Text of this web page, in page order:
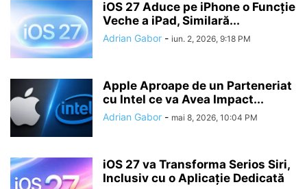
iOS 27 Aduce pe iPhone o Funcție
Veche a iPad, Similară...
Adrian Gabor - iun. 2, 2026, 9:18 PM
Apple Aproape de un Parteneriat
cu Intel ce va Avea Impact...
Adrian Gabor - mai 8, 2026, 10:04 PM
iOS 27 va Transforma Serios Siri,
Inclusiv cu o Aplicație Dedicată